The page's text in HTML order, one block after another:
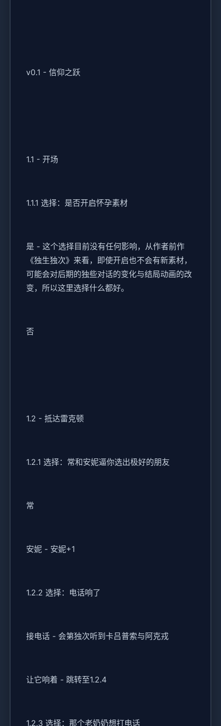
v0.1 - 信仰之跃
1.1 - 开场
1.1.1 选择：是否开启怀孕素材
是 - 这个选择目前没有任何影响，从作者前作
《独生独次》来看，即使开启也不会有新素材，
可能会对后期的独些对话的变化与结局动画的改
变，所以这里选择什么都好。
否
1.2 - 抵达雷克顿
1.2.1 选择：常和安妮逼你选出极好的朋友
常
安妮 - 安妮+1
1.2.2 选择：电话响了
接电话 - 会第独次听到卡吕普索与阿克戎
让它响着 - 跳转至1.2.4
1.2.3 选择：那个老奶奶想打电话